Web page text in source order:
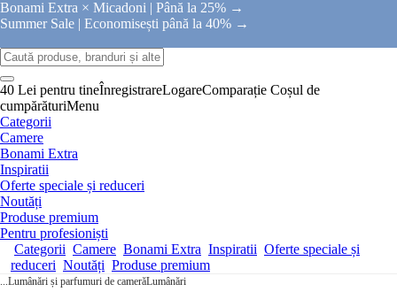
Bonami Extra × Micadoni | Până la 25% →
Summer Sale | Economisești până la 40% →
40 Lei pentru tineÎnregistrareLogareComparație Coșul de
cumpărăturiMenu
Categorii
Camere
Bonami Extra
Inspiratii
Oferte speciale și reduceri
Noutăți
Produse premium
Pentru profesioniști
Categorii Camere Bonami Extra Inspiratii Oferte speciale și
reduceri Noutăți Produse premium
...Lumânări și parfumuri de camerăLumânări